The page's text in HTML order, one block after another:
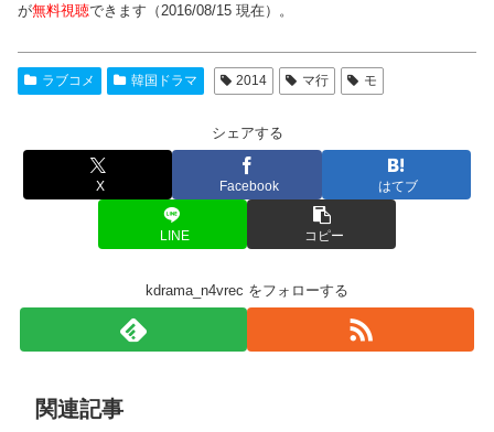
が無料視聴できます（2016/08/15 現在）。
ラブコメ 韓国ドラマ 2014 マ行 モ
シェアする
X Facebook はてブ
LINE コピー
kdrama_n4vrec をフォローする
関連記事